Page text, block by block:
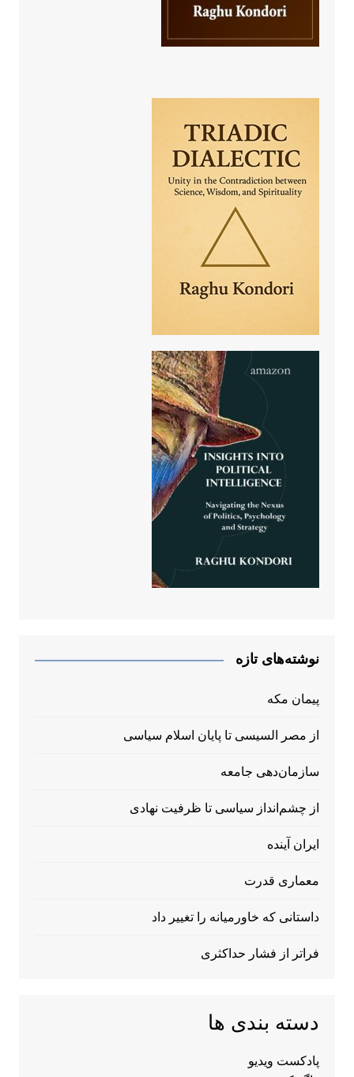
نوشته‌های تازه
پیمان مکه
از مصر السیسی تا پایان اسلام سیاسی
سازمان‌دهی جامعه
از چشم‌انداز سیاسی تا ظرفیت نهادی
ایران آینده
معماری قدرت
داستانی که خاورمیانه را تغییر داد
فراتر از فشار حداکثری
دسته بندی ها
پادکست ویدیو